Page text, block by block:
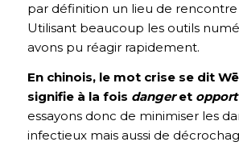
par définition un lieu de
Utilisant beaucoup les outils
avons pu réagir rapidement.
En chinois, le mot crise se dit
signifie à la fois dangeret
essayons donc de minimiser les
infectieux mais aussi de